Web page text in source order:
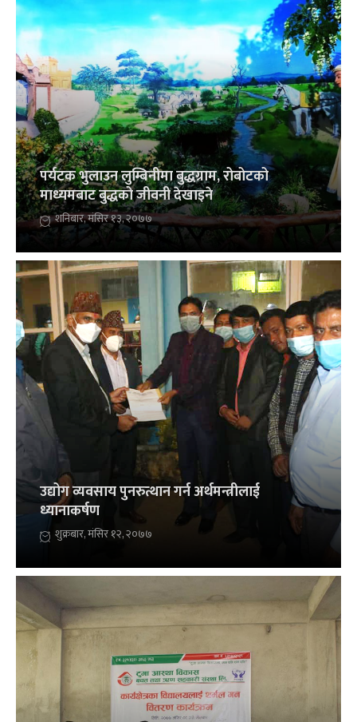
पर्यटक भुलाउन लुम्बिनीमा बुद्धग्राम, रोबोटको
माध्यमबाट बुद्धको जीवनी देखाइने
शनिबार, मंसिर १३, २०७७
उद्योग व्यवसाय पुनरुत्थान गर्न अर्थमन्त्रीलाई
ध्यानाकर्षण
शुक्रबार, मंसिर १२, २०७७